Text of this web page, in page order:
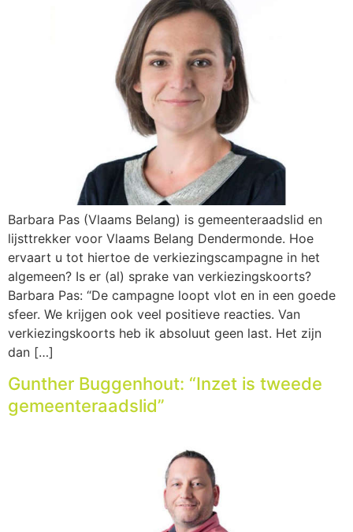
Barbara Pas (Vlaams Belang) is gemeenteraadslid en
lijsttrekker voor Vlaams Belang Dendermonde. Hoe
ervaart u tot hiertoe de verkiezingscampagne in het
algemeen? Is er (al) sprake van verkiezingskoorts?
Barbara Pas: “De campagne loopt vlot en in een goede
sfeer. We krijgen ook veel positieve reacties. Van
verkiezingskoorts heb ik absoluut geen last. Het zijn
dan […]
Gunther Buggenhout: “Inzet is tweede
gemeenteraadslid”